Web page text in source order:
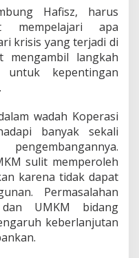
Hafisz, harus
mempelajari apa
krisis yang terjadi di
mengambil langkah
kepentingan
wadah Koperasi
banyak sekali
sulit memperoleh
karena tidak dapat
Permasalahan
UMKM bidang
keberlanjutan